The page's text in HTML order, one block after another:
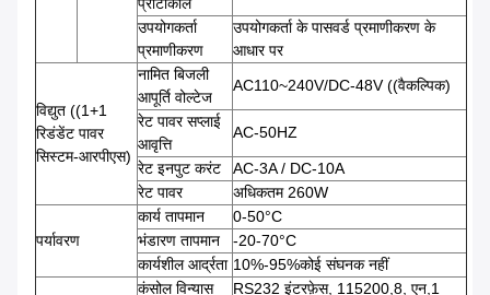
प्रोटोकॉल
उपयोगकर्ता
प्रमाणीकरण
उपयोगकर्ता के पासवर्ड प्रमाणीकरण के
आधार पर
विद्युत ((1+1
रिडंडेंट पावर
सिस्टम-आरपीएस)
नामित बिजली
आपूर्ति वोल्टेज
AC110~240V/DC-48V ((वैकल्पिक)
रेट पावर सप्लाई
आवृत्ति
AC-50HZ
रेट इनपुट करंट
AC-3A / DC-10A
रेट पावर
अधिकतम 260W
पर्यावरण
कार्य तापमान
0-50°C
भंडारण तापमान
-20-70°C
कार्यशील आर्द्रता 10%-95%कोई संघनक नहीं
कंसोल विन्यास
RS232 इंटरफ़ेस, 115200,8, एन,1